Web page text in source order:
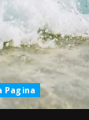
Pagina